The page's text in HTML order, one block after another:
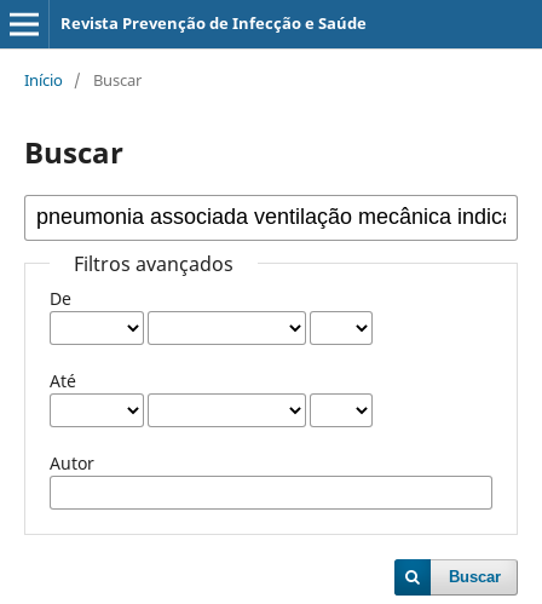
Revista Prevenção de Infecção e Saúde
Início / Buscar
Buscar
Filtros avançados
De
Até
Autor
Buscar